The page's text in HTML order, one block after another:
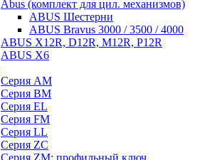
Abus (комплект для цил. механизмов)
ABUS Шестерни
ABUS Bravus 3000 / 3500 / 4000
ABUS X12R, D12R, M12R, P12R
ABUS X6
Серия AM
Серия BM
Серия EL
Серия FM
Серия LL
Серия ZC
Серия ZM: профильный ключ